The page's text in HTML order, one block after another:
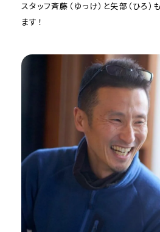
スタッフ斉藤（ゆっけ）と矢部（ひろ
ます！